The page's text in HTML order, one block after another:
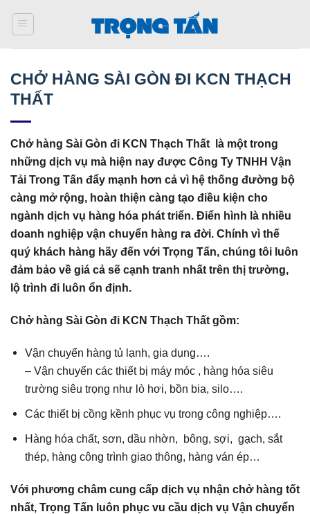
qua
CHỞ HÀNG SÀI GÒN ĐI KCN THẠCH
THẤT
Chở hàng Sài Gòn đi KCN Thạch Thất là một trong
những dịch vụ mà hiện nay được Công Ty TNHH Vận
Tải Trong Tấn đẩy mạnh hơn cả vì hệ thống đường bộ
càng mở rộng, hoàn thiện càng tạo điều kiện cho
ngành dịch vụ hàng hóa phát triển. Điển hình là nhiều
doanh nghiệp vận chuyển hàng ra đời. Chính vì thế
quý khách hàng hãy đến với Trọng Tấn, chúng tôi luôn
đảm bảo về giá cả sẽ cạnh tranh nhất trên thị trường,
lộ trình đi luôn ổn định.
Chở hàng Sài Gòn đi KCN Thạch Thất gồm:
Vận chuyển hàng tủ lạnh, gia dụng….
– Vận chuyển các thiết bị máy móc , hàng hóa siêu
trường siêu trọng như lò hơi, bồn bia, silo….
Các thiết bị cồng kềnh phục vụ trong công nghiệp….
Hàng hóa chất, sơn, dầu nhờn, bông, sợi, gạch, sắt
thép, hàng công trình giao thông, hàng ván ép…
Với phương châm cung cấp dịch vụ nhận chở hàng tốt
nhất, Trọng Tấn luôn phục vu cầu dịch vụ Vận chuyển